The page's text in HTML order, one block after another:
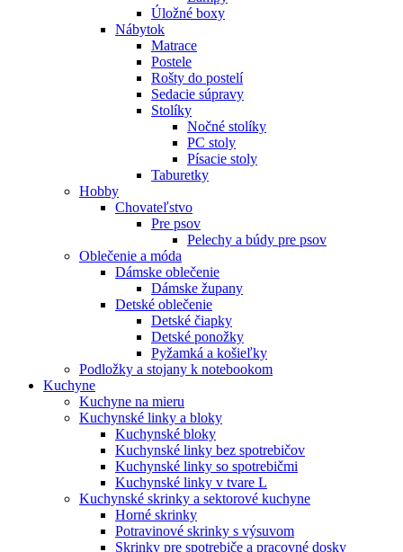
Úložné boxy
Nábytok
Matrace
Postele
Rošty do postelí
Sedacie súpravy
Stolíky
Nočné stolíky
PC stoly
Písacie stoly
Taburetky
Hobby
Chovateľstvo
Pre psov
Pelechy a búdy pre psov
Oblečenie a móda
Dámske oblečenie
Dámske župany
Detské oblečenie
Detské čiapky
Detské ponožky
Pyžamká a košieľky
Podložky a stojany k notebookom
Kuchyne
Kuchyne na mieru
Kuchynské linky a bloky
Kuchynské bloky
Kuchynské linky bez spotrebičov
Kuchynské linky so spotrebičmi
Kuchynské linky v tvare L
Kuchynské skrinky a sektorové kuchyne
Horné skrinky
Potravinové skrinky s výsuvom
Skrinky pre spotrebiče a pracovné dosky